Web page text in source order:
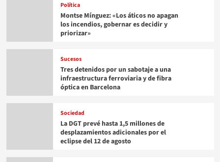
Política
Montse Mínguez: «Los áticos no apagan
los incendios, gobernar es decidir y
priorizar»
Sucesos
Tres detenidos por un sabotaje a una
infraestructura ferroviaria y de fibra
óptica en Barcelona
Sociedad
La DGT prevé hasta 1,5 millones de
desplazamientos adicionales por el
eclipse del 12 de agosto